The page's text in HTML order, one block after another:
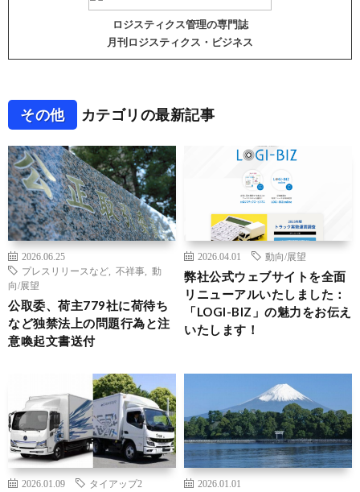
ロジスティクス管理の専門誌
月刊ロジスティクス・ビジネス
その他 カテゴリの最新記事
2026.06.25
プレスリリースなど
不祥事
動
向/展望
公取委、荷主779社に荷待ち
など独禁法上の問題行為と注
意喚起文書送付
2026.04.01 動向/展望
弊社公式ウェブサイトを全面
リニューアルいたしました：
「LOGI-BIZ」の魅力をお伝え
いたします！
2026.01.09 タイアップ2
2026.01.01